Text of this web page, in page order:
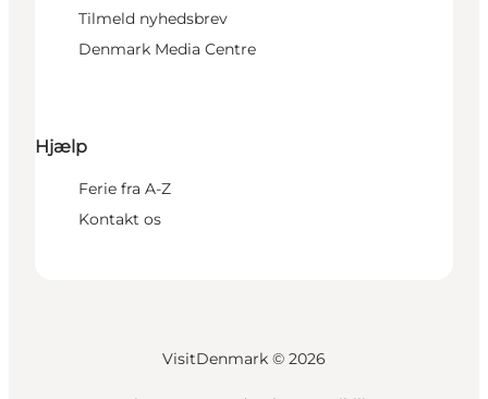
Tilmeld nyhedsbrev
Denmark Media Centre
Hjælp
Ferie fra A-Z
Kontakt os
VisitDenmark © 2026